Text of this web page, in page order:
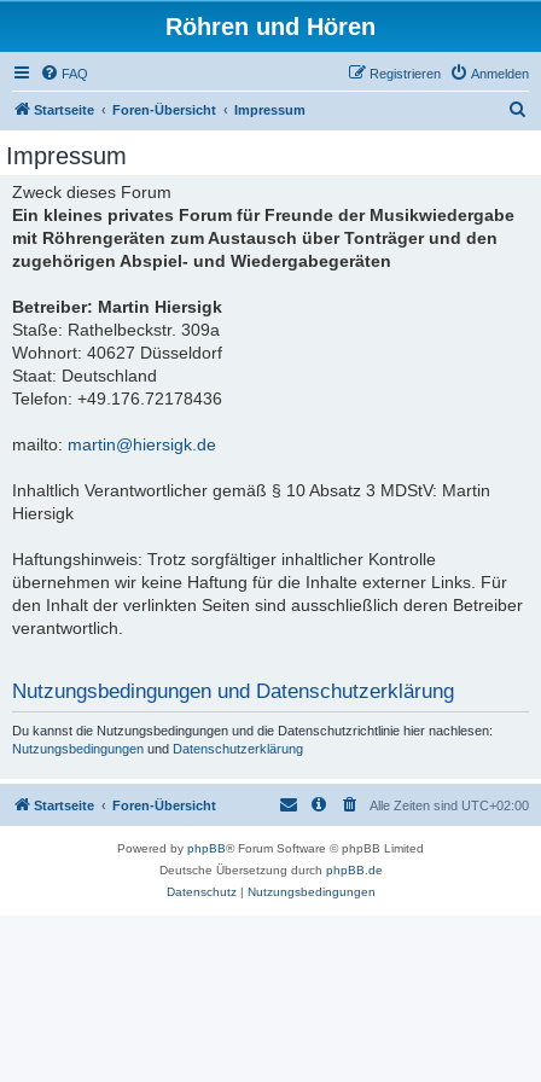
Röhren und Hören
FAQ Anmelden
Registrieren
Startseite Foren-Übersicht Impressum
Impressum
Zweck dieses Forum
Ein kleines privates Forum für Freunde der Musikwiedergabe
mit Röhrengeräten zum Austausch über Tonträger und den
zugehörigen Abspiel- und Wiedergabegeräten
Betreiber: Martin Hiersigk
Staße: Rathelbeckstr. 309a
Wohnort: 40627 Düsseldorf
Staat: Deutschland
Telefon: +49.176.72178436
mailto: martin@hiersigk.de
Inhaltlich Verantwortlicher gemäß § 10 Absatz 3 MDStV: Martin
Hiersigk
Haftungshinweis: Trotz sorgfältiger inhaltlicher Kontrolle
übernehmen wir keine Haftung für die Inhalte externer Links. Für
den Inhalt der verlinkten Seiten sind ausschließlich deren Betreiber
verantwortlich.
Nutzungsbedingungen und Datenschutzerklärung
Du kannst die Nutzungsbedingungen und die Datenschutzrichtlinie hier nachlesen:
Nutzungsbedingungen und Datenschutzerklärung
Startseite Foren-Übersicht Alle Zeiten sind UTC+02:00
Powered by phpBB® Forum Software © phpBB Limited
Deutsche Übersetzung durch phpBB.de
Datenschutz| Nutzungsbedingungen